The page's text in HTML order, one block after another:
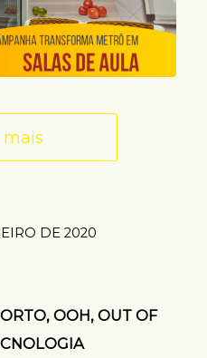
mais
DE 2020
,OOH,OUT OF